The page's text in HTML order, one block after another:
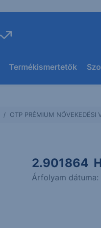
Termékismertetők
OTP PRÉMIUM NÖVEKEDÉSI
2.901864
Árfolyam dátuma: